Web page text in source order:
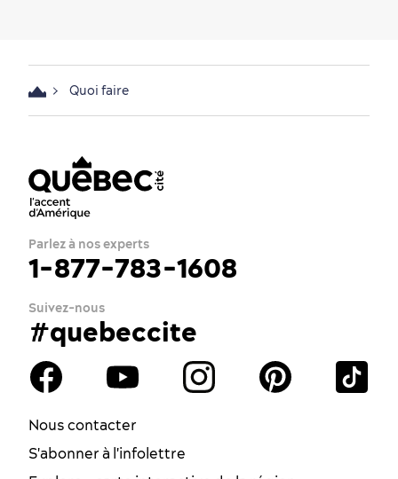
Quoi faire
Parlez à nos experts
1-877-783-1608
Suivez-nous
#quebeccite
Nous contacter
S'abonner à l'infolettre